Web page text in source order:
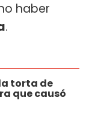
haber
.
torta de
que causó